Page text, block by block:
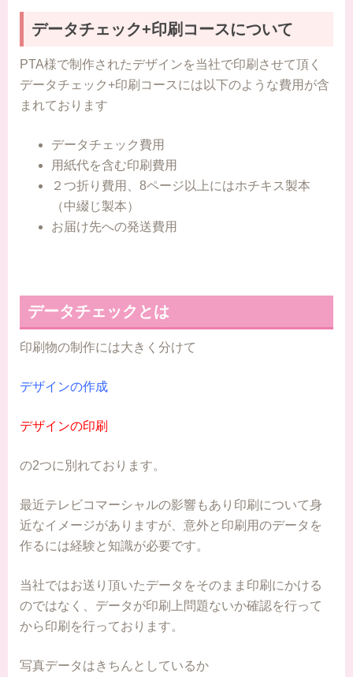
データチェック+印刷コースについて
PTA様で制作されたデザインを当社で印刷させて頂く
データチェック+印刷コースには以下のような費用が含
まれております
データチェック費用
用紙代を含む印刷費用
２つ折り費用、8ページ以上にはホチキス製本
（中綴じ製本）
お届け先への発送費用
データチェックとは
印刷物の制作には大きく分けて
デザインの作成
デザインの印刷
の2つに別れております。
最近テレビコマーシャルの影響もあり印刷について身
近なイメージがありますが、意外と印刷用のデータを
作るには経験と知識が必要です。
当社ではお送り頂いたデータをそのまま印刷にかける
のではなく、データが印刷上問題ないか確認を行って
から印刷を行っております。
写真データはきちんとしているか